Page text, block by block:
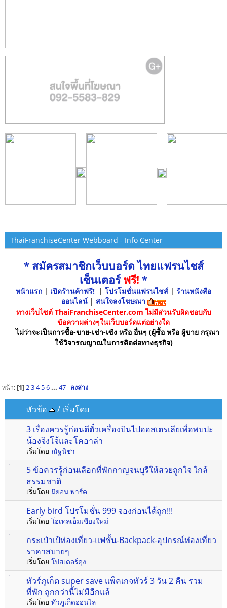
ThaiFranchiseCenter Webboard - Info Center
* สมัครสมาชิกเว็บบอร์ด ไทยแฟรนไชส์
เซ็นเตอร์ฟรี! *
หน้าแรก | เปิดร้านค้าฟรี! | โปรโมชั่นแฟรนไชส์ | ร้านหนังสือ
ออนไลน์ | สนใจลงโฆษณา
ทางเว็บไซต์ ThaiFranchiseCenter.com ไม่มีส่วนรับผิดชอบกับ
ข้อความต่างๆในเว็บบอร์ดแต่อย่างใด
ไม่ว่าจะเป็นการซื้อ-ขาย-เช่า-เซ้ง หรือ อื่นๆ (ผู้ซื้อ หรือ ผู้ขาย กรุณา
ใช้วิจารณญาณในการติดต่อทางธุรกิจ)
หน้า: [1]2 3 4 5 6 ... 47 ลงล่าง
หัวข้อ / เริ่มโดย
3 เรื่องควรรู้ก่อนตีตั๋วเครื่องบินไปออสเตรเลียเพื่อพบปะ
น้องจิงโจ้และโคอาล่า
เริ่มโดย ณัฐนิชา
5 ข้อควรรู้ก่อนเลือกที่พักกาญจนบุรีให้สวยถูกใจ ใกล้
ธรรมชาติ
เริ่มโดย มิยอน พาร์ค
Early bird โปรโมชั่น 999 จองก่อนได้ถูก!!!
เริ่มโดย โฮเทลเอ็มเชียงใหม่
กระเป๋าเป้ท่องเที่ยว-แฟชั้น-Backpack-อุปกรณ์ท่องเที่ยว
ราคาสบายๆ
เริ่มโดย โปสเตอร์คุง
ทัวร์ภูเก็ต super save แพ็คเกจทัวร์ 3 วัน 2 คืน รวม
ที่พัก ถูกกว่านี้ไม่มีอีกแล้
เริ่มโดย ทัวภูเก็ดออนไล